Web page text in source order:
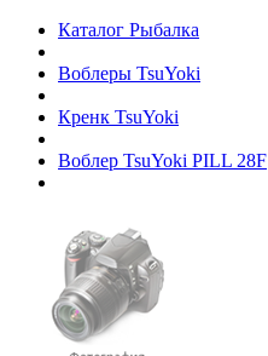
Каталог Рыбалка
Воблеры TsuYoki
Кренк TsuYoki
Воблер TsuYoki PILL 28F